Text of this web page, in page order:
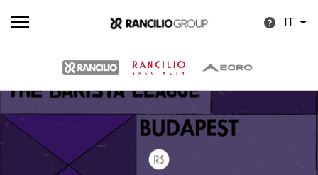
IT
Prodotti News Download